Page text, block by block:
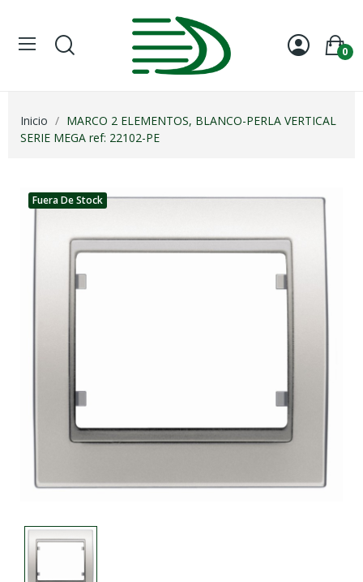
0
Inicio
MARCO 2 ELEMENTOS, BLANCO-PERLA VERTICAL
SERIE MEGA ref: 22102-PE
Fuera De Stock